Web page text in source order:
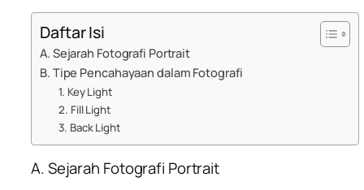
Daftar Isi
A. Sejarah Fotografi Portrait
B. Tipe Pencahayaan dalam Fotografi
1. Key Light
2. Fill Light
3. Back Light
A. Sejarah Fotografi Portrait